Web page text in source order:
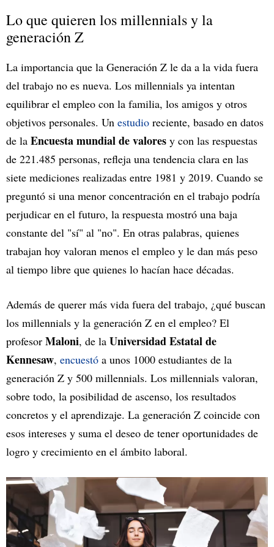
Lo que quieren los millennials y la
generación Z
La importancia que la Generación Z le da a la vida fuera
del trabajo no es nueva. Los millennials ya intentan
equilibrar el empleo con la familia, los amigos y otros
objetivos personales. Un estudio reciente, basado en datos
de la Encuesta mundial de valores y con las respuestas
de 221.485 personas, refleja una tendencia clara en las
siete mediciones realizadas entre 1981 y 2019. Cuando se
preguntó si una menor concentración en el trabajo podría
perjudicar en el futuro, la respuesta mostró una baja
constante del "sí" al "no". En otras palabras, quienes
trabajan hoy valoran menos el empleo y le dan más peso
al tiempo libre que quienes lo hacían hace décadas.
Además de querer más vida fuera del trabajo, ¿qué buscan
los millennials y la generación Z en el empleo? El
profesor Maloni, de la Universidad Estatal de
Kennesaw, encuestó a unos 1000 estudiantes de la
generación Z y 500 millennials. Los millennials valoran,
sobre todo, la posibilidad de ascenso, los resultados
concretos y el aprendizaje. La generación Z coincide con
esos intereses y suma el deseo de tener oportunidades de
logro y crecimiento en el ámbito laboral.